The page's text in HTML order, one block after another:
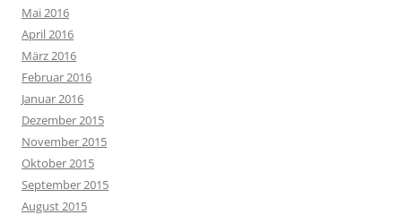
Mai 2016
April 2016
März 2016
Februar 2016
Januar 2016
Dezember 2015
November 2015
Oktober 2015
September 2015
August 2015